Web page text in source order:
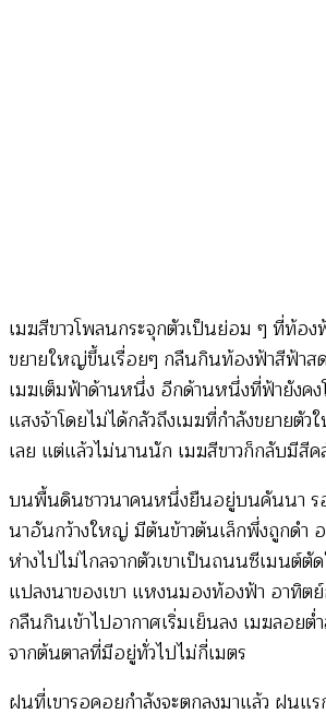
เมฆสีขาวโพลนกระจุกตัวเป็นย่อม ๆ ที่ท้อ
ขยายใหญ่ขึ้นเรื่อยๆ กลืนกินท้องฟ้าสีฟ้าส
เมฆเต็มฟ้าด้านหนึ่ง อีกด้านหนึ่งที่ฟ้ายังคง
แสงจ้าโดยไม่ได้กลัวถึงเมฆที่กำลังขยาย
เลย แต่แล้วไม่นานนัก เมฆสีขาวก็กลับมีสี
บนพื้นดินชาวนาคนหนึ่งยืนอยู่บนคันนา ร
นาอันกว้างใหญ่ มีต้นข้าวต้นเล็กพึ่งถูกดำ
ห่างไปไม่ไกลจากตัวเขาเป็นถนนซีเมนต์
แปลงนาของเขา แหงนมองท้องฟ้า อาทิต
กลืนกินเข้าไปอากาศเริ่มเย็นลง เมฆลอย
จากต้นตาลที่มีอยู่ทั่วไปไม่กี่เมตร
ฝนที่เขารอคอยกำลังจะตกลงมาแล้ว ฝน